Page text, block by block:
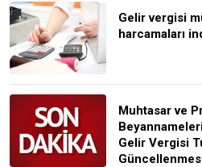
Gelir vergisi
harcamaları
Muhtasar ve
Gelir Vergisi